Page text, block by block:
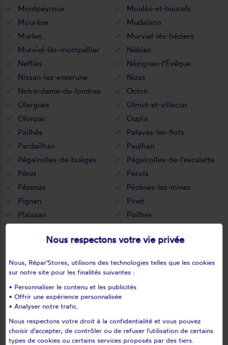
Montpeyroux
Moulès-et-baucels
Mourèze
Mudaison
Murles
Murviel-lès-béziers
Murviel-lès-montpellier
Nébian
Neffiès
Nézignan-l'Évêque
Nissan-lez-enserune
Nizas
Notre-dame-de-londres
Octon
Olargues
Olmet-et-villecun
Olonzac
Oupia
Pailhès
Palavas-les-flots
Pardailhan
Paulhan
Pégairolles-de-buèges
Pégairolles-de-l'escalette
Péret
Pérols
Pézenas
Pézènes-les-mines
Pignan
Pinet
Plaissan
Poilhes
Portiragnes
Poujols
Pouzols
Prades-le-lez
Prades-sur-vernazobre
Prémian
Puéchabon
Puimisson
Puisserguier
Quarante
Restinclières
Rieussec
Nous respectons votre vie privée
Nous, Répar'Stores, utilisons des technologies telles que les cookies
sur notre site pour les finalités suivantes :
• Personnaliser le contenu et les publicités
• Offrir une expérience personnalisée
• Analyser notre trafic.
Nous respectons votre droit à la confidentialité et vous pouvez
choisir d'accepter, de contrôler ou de refuser l'utilisation de certains
types de cookies ou certains services proposés par des tiers.